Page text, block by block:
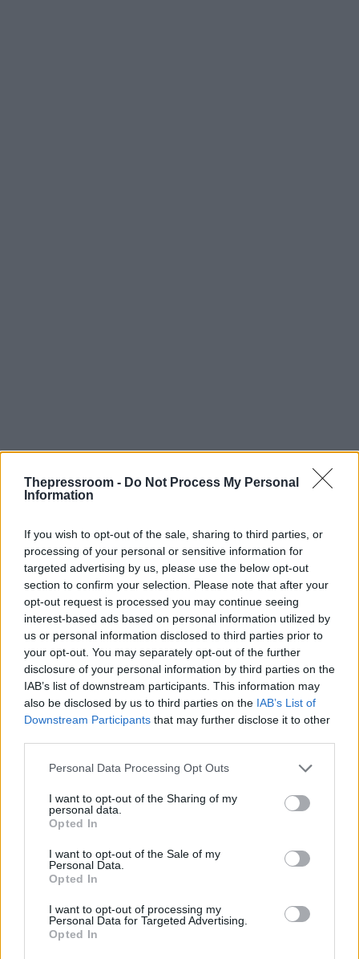
Thepressroom - Do Not Process My Personal
Information
If you wish to opt-out of the sale, sharing to third parties, or
processing of your personal or sensitive information for
targeted advertising by us, please use the below opt-out
section to confirm your selection. Please note that after your
opt-out request is processed you may continue seeing
interest-based ads based on personal information utilized by
us or personal information disclosed to third parties prior to
your opt-out. You may separately opt-out of the further
disclosure of your personal information by third parties on the
IAB’s list of downstream participants. This information may
also be disclosed by us to third parties on the IAB’s List of
Downstream Participants that may further disclose it to other
Please note that this website/app uses one or more Google
not limited to your visit or usage behaviour. You may click to
grant or deny consent to Google and its third-party tags to
use your data for below specified purposes in below Google
consent section.
Personal Data Processing Opt Outs
I want to opt-out of the Sharing of my
personal data.
Opted In
I want to opt-out of the Sale of my
Personal Data.
Opted In
I want to opt-out of processing my
Personal Data for Targeted Advertising.
Opted In
Ο Τραμπ υποστήριξε ότι η πορεία των
εξαρτηθεί από τους όρους της τελικής
συμφωνίας και όχι από τα τελευταία στρατιωτικά
επεισόδια, εκτιμώντας ότι η πρόσφατη κλιμάκωση
δεν μεταβάλλει τους στρατηγικούς σχεδιασμούς
της Ουάσινγκτον.
Ωστόσο, εμφανίστηκε πιο επιφυλακτικός σε
σχέση με το παρελθόν για τις πιθανότητες
άμεσης επίτευξης συμφωνίας, σημειώνοντας ότι
οι συνομιλίες συνεχίζονται χωρίς να είναι ακόμη
σαφές το τελικό τους αποτέλεσμα.
διαπραγματεύσεων, άφησε ανοιχτό το
του Ιράν ή της διατήρησης αυστηρών μέτρων
πίεσης, τα οποία χαρακτήρισε αποτελεσματικά.
Οι δηλώσεις του έρχονται λίγες ημέρες μετά τις
αναφορές για ένταση στις σχέσεις του με τον
που, σύμφωνα με δημοσιεύματα,
πραγματοποιήθηκε σε ιδιαίτερα φορτισμένο
κλίμα. Ο Αμερικανός πρόεδρος επιβεβαίωσε ότι η